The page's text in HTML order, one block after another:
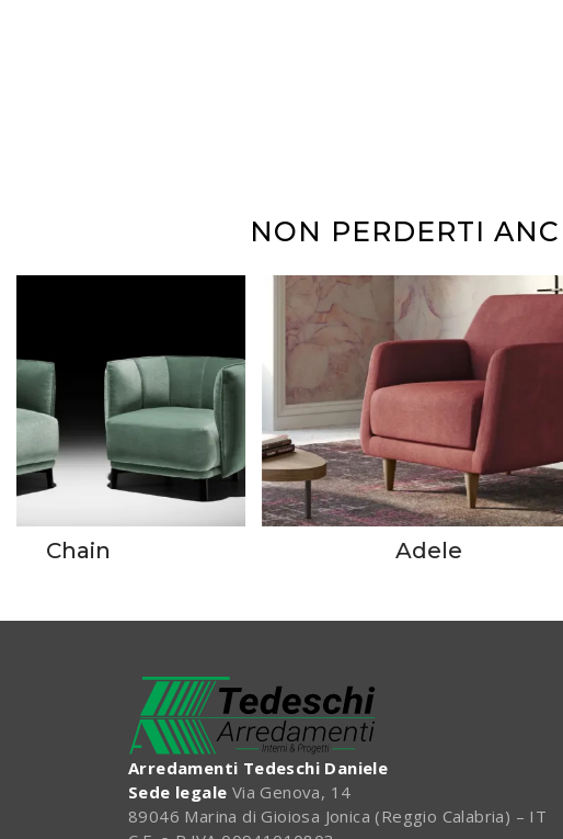
NON PERDERTI
Chain Adele
Arredamenti Tedeschi Daniele
Sede legale Via Genova, 14
89046 Marina di Gioiosa Jonica (Reggio Calabria) – IT